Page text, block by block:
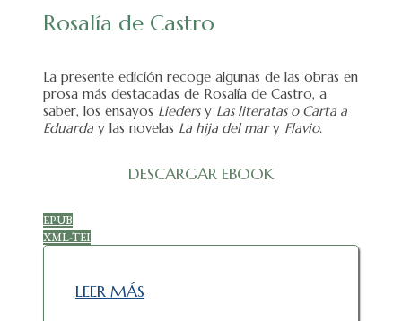
Rosalía de Castro
La presente edición recoge algunas de las obras en
prosa más destacadas de Rosalía de Castro, a
saber, los ensayos Liedersy Las literatas o Carta a
Eduarda y las novelas La hija del mary Flavio.
DESCARGAR EBOOK
EPUB
XML-TEI
LEER MÁS